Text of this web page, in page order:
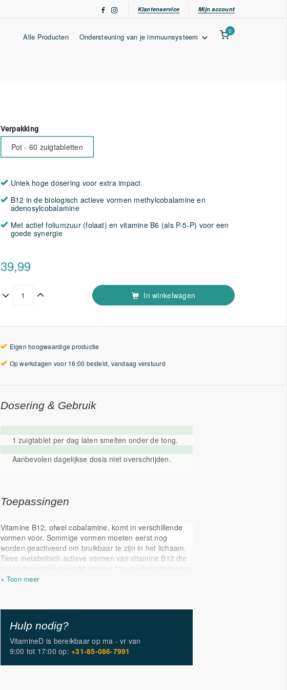
Klantenservice Mijn account
Alle Producten Ondersteuning van je immuunsysteem
0
Verpakking
Pot - 60 zuigtabletten
Uniek hoge dosering voor extra impact
B12 in de biologisch actieve vormen methylcobalamine en
adenosylcobalamine
Met actief foliumzuur (folaat) en vitamine B6 (als P-5-P) voor een
goede synergie
39,99
In winkelwagen
Eigen hoogwaardige productie
Op werkdagen voor 16:00 besteld, vandaag verstuurd
Dosering & Gebruik
1 zuigtablet per dag laten smelten onder de tong.
Aanbevolen dagelijkse dosis niet overschrijden.
Toepassingen
Vitamine B12, ofwel cobalamine, komt in verschillende
vormen voor. Sommige vormen moeten eerst nog
worden geactiveerd om bruikbaar te zijn in het lichaam.
Twee metabolisch actieve vormen van vitamine B12 die
in supplementen gebruikt worden zijn: methylcobalamine
en adenosylcobalamine. Deze vormen behoeven geen
methylcobalamine, en is dusdanig van hoge kwaliteit. De
B12 is daarnaast vergezeld van folaat (actief foliumzuur)
en de actieve vorm van vitamine B6 (ofwel P-5-P). Deze
vitamines hebben een synergetische werking en dragen
allen bij aan een normale homocysteïne.
Er is veel onderzoek gedaan naar vitamine B12, dit heeft
Hulp nodig?
VitamineD is bereikbaar op ma - vr van
9:00 tot 17:00 op:+31-85-086-7991